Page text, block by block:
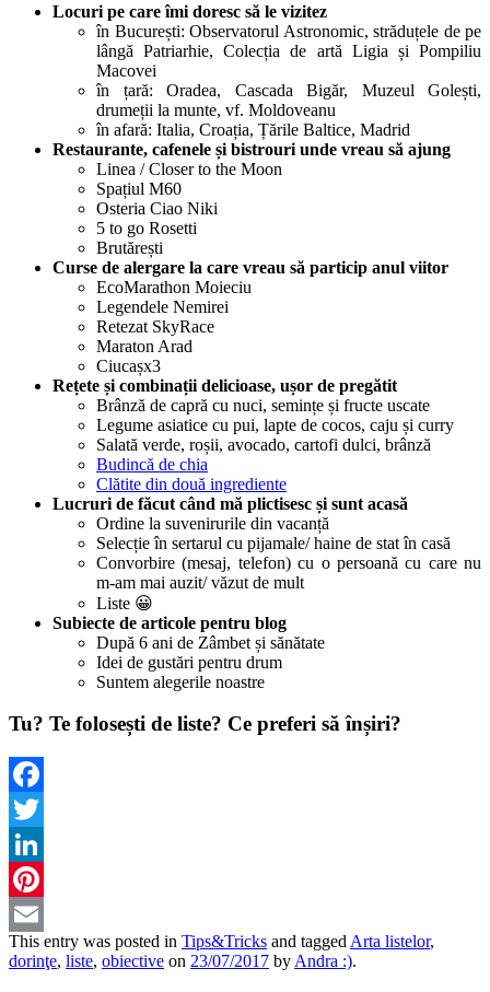
Locuri pe care îmi doresc să le vizitez
în București: Observatorul Astronomic, străduțele de pe
lângă Patriarhie, Colecția de artă Ligia și Pompiliu
Macovei
în țară: Oradea, Cascada Bigăr, Muzeul Golești,
drumeții la munte, vf. Moldoveanu
în afară: Italia, Croația, Țările Baltice, Madrid
Restaurante, cafenele și bistrouri unde vreau să ajung
Linea / Closer to the Moon
Spațiul M60
Osteria Ciao Niki
5 to go Rosetti
Brutărești
Curse de alergare la care vreau să particip anul viitor
EcoMarathon Moieciu
Legendele Nemirei
Retezat SkyRace
Maraton Arad
Ciucașx3
Rețete și combinații delicioase, ușor de pregătit
Brânză de capră cu nuci, semințe și fructe uscate
Legume asiatice cu pui, lapte de cocos, caju și curry
Salată verde, roșii, avocado, cartofi dulci, brânză
Budincă de chia
Clătite din două ingrediente
Lucruri de făcut când mă plictisesc și sunt acasă
Ordine la suvenirurile din vacanță
Selecție în sertarul cu pijamale/ haine de stat în casă
Convorbire (mesaj, telefon) cu o persoană cu care nu
m-am mai auzit/ văzut de mult
Liste 😀
Subiecte de articole pentru blog
După 6 ani de Zâmbet și sănătate
Idei de gustări pentru drum
Suntem alegerile noastre
Tu? Te folosești de liste? Ce preferi să înșiri?
Facebook
Twitter
LinkedIn
Pinterest
Email
This entry was posted in Tips&Tricks and tagged Arta listelor,
dorinţe, liste, obiective on 23/07/2017 by Andra :).